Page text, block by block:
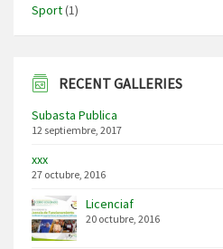
Sport(1)
RECENT GALLERIES
Subasta Publica
12 septiembre, 2017
xxx
27 octubre, 2016
Licenciaf
20 octubre, 2016